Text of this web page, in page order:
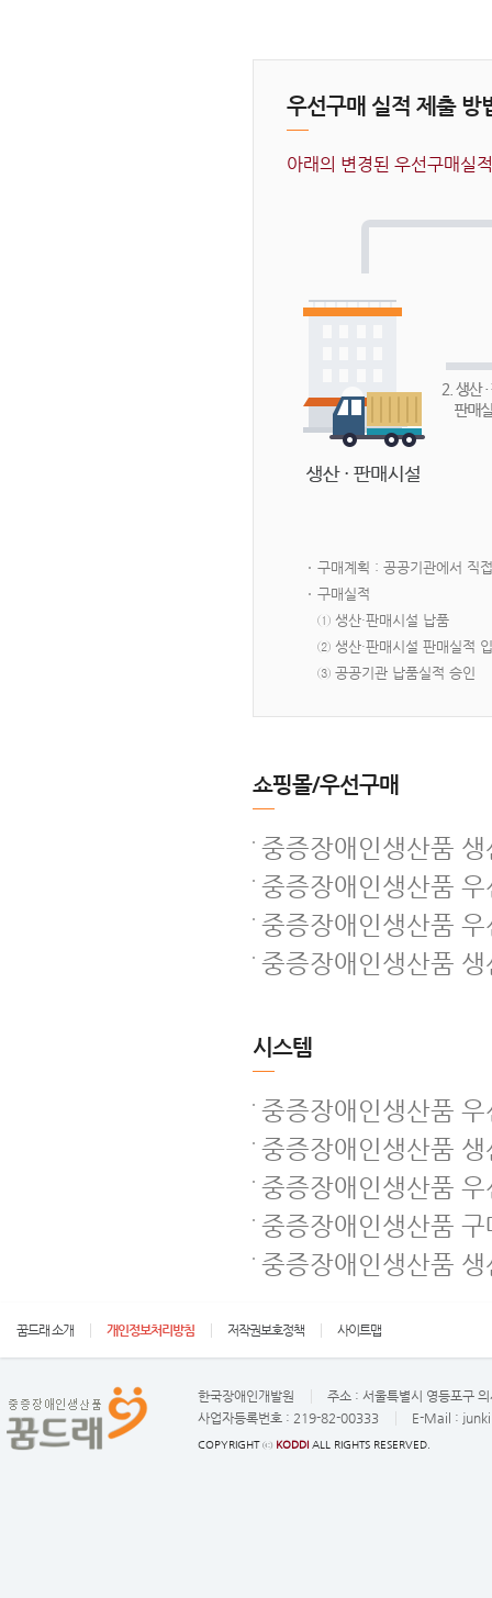
우선구매 실적 제출 방
아래의 변경된 우선구매실
구매계획 : 공공기관에서 직
구매실적
① 생산·판매시설 납품
② 생산·판매시설 판매실적
③ 공공기관 납품실적 승인
쇼핑몰/우선구매
중증장애인생산품
중증장애인생산품
중증장애인생산품
중증장애인생산품
시스템
중증장애인생산품
중증장애인생산품
중증장애인생산품
중증장애인생산품
중증장애인생산품
꿈드래 소개 개인정보처리방침 저작권보호정책 사이트맵
한국장애인개발원 주소 : 서울특별시 영등포구
사업자등록번호 : 219-82-00333 E-Mail :
COPYRIGHT ⓒ KODDI ALL RIGHTS RESERVED.